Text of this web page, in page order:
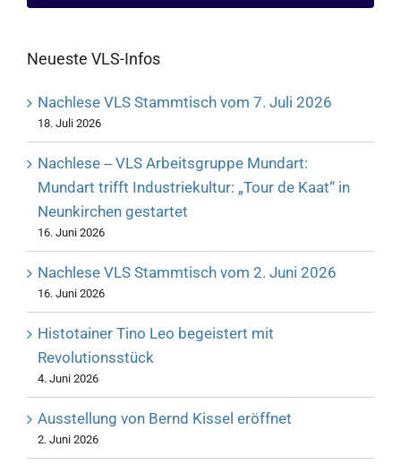
Neueste VLS-Infos
Nachlese VLS Stammtisch vom 7. Juli 2026
18. Juli 2026
Nachlese ‒ VLS Arbeitsgruppe Mundart:
Mundart trifft Industriekultur: „Tour de Kaat“ in
Neunkirchen gestartet
16. Juni 2026
Nachlese VLS Stammtisch vom 2. Juni 2026
16. Juni 2026
Histotainer Tino Leo begeistert mit
Revolutionsstück
4. Juni 2026
Ausstellung von Bernd Kissel eröffnet
2. Juni 2026